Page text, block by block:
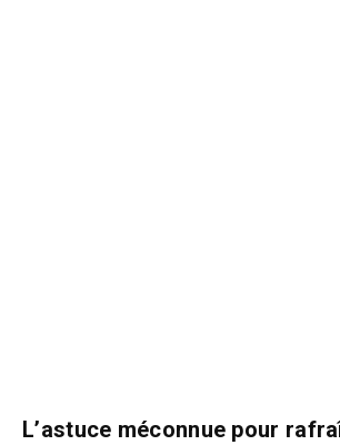
L’astuce méconnue pour